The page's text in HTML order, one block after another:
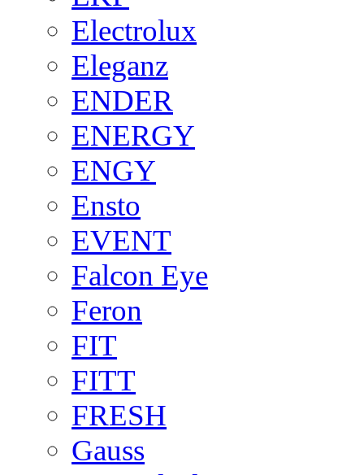
Electrolux
Eleganz
ENDER
ENERGY
ENGY
Ensto
EVENT
Falcon Eye
Feron
FIT
FITT
FRESH
Gauss